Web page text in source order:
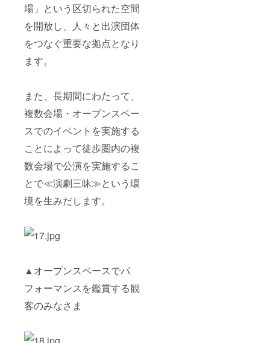
場」という区切られた空間
を開放し、人々と出演団体
をつなぐ重要な拠点となり
ます。
また、長期間にわたって、
複数会場・オープンスペー
スでのイベントを実施する
ことによって徒歩圏内の複
数会場で公演を実施するこ
とで≪演劇三昧≫という環
境を生みだします。
▲オープンスペースでパ
フォーマンスを鑑賞する観
客のみなさま